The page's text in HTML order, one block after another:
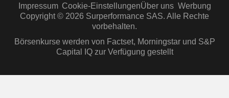
Impressum Cookie-EinstellungenÜber uns Werbung
Copyright © 2026 Surperformance SAS. Alle Rechte
vorbehalten.
Börsenkurse werden von Factset, Morningstar und S&P
Capital IQ zur Verfügung gestellt